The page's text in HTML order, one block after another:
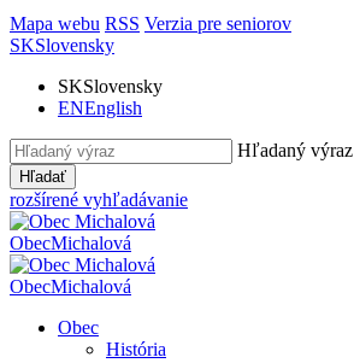
Mapa webu RSS Verzia pre seniorov
SKSlovensky
SKSlovensky
ENEnglish
Hľadaný výraz
Hľadať
rozšírené vyhľadávanie
ObecMichalová
ObecMichalová
Obec
História